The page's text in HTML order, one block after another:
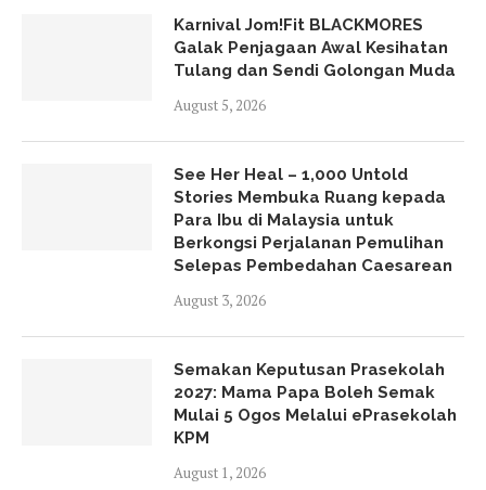
Karnival Jom!Fit BLACKMORES
Galak Penjagaan Awal Kesihatan
Tulang dan Sendi Golongan Muda
August 5, 2026
See Her Heal – 1,000 Untold
Stories Membuka Ruang kepada
Para Ibu di Malaysia untuk
Berkongsi Perjalanan Pemulihan
Selepas Pembedahan Caesarean
August 3, 2026
Semakan Keputusan Prasekolah
2027: Mama Papa Boleh Semak
Mulai 5 Ogos Melalui ePrasekolah
KPM
August 1, 2026